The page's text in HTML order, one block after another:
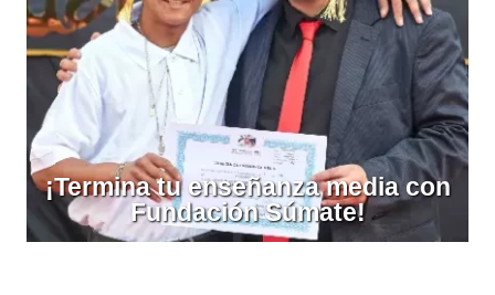
¡Termina tu enseñanza media con
Fundación Súmate!